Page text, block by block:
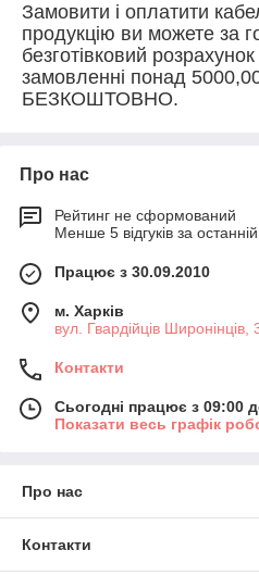
Замовити і оплатити
продукцію ви можете за
безготівковий
замовленні понад
БЕЗКОШТОВНО.
Про нас
Рейтинг не сформований
Менше 5 відгуків за останній
Працює з 30.09.2010
м. Харків
вул. Гвардійців
Контакти
Сьогодні працює з 09:00
Показати весь графік
Про нас
Контакти